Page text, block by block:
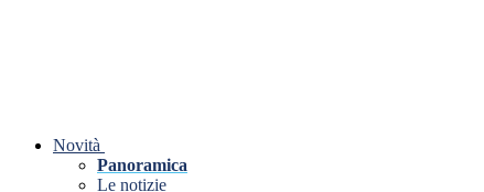
Novità
Panoramica
Le notizie